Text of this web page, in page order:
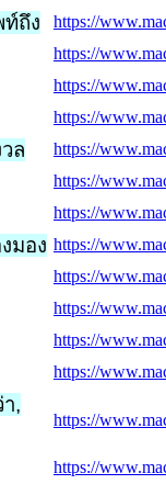
ถึง
https://
https://
https://
https://
ล
https://
https://
https://
มอง https://
https://
https://
https://
https://
,
https://
https://